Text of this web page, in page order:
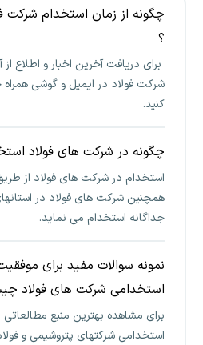
چگونه از زمان استخدام شرکت
؟
برای دریافت آخرین اخبار و اطلاع
شرکت فولاد در ایمیل و گوشی
کنید.
چگونه در شرکت های فولاد
استخدام در شرکت های فولاد از
همچنین شرکت های فولاد در
جداگانه استخدام می نماید.
نمونه سوالات مفید برای
استخدامی شرکت های فولاد
برای مشاهده بهترین منبع مطالعاتی
استخدامی شرکتهای پتروشیمی و